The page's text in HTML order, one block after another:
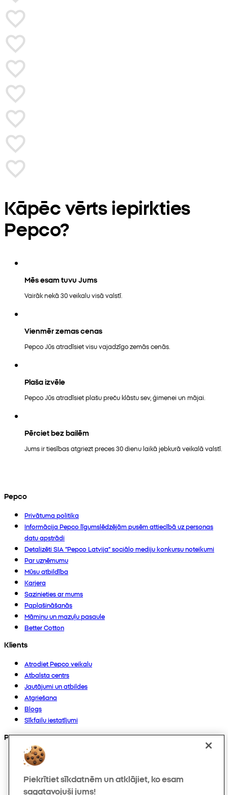
Kāpēc vērts iepirkties
Pepco?
Mēs esam tuvu Jums
Vairāk nekā 30 veikalu visā valstī.
Vienmēr zemas cenas
Pepco Jūs atradīsiet visu vajadzīgo zemās cenās.
Plaša izvēle
Pepco Jūs atradīsiet plašu preču klāstu sev, ģimenei un mājai.
Pērciet bez bailēm
Jums ir tiesības atgriezt preces 30 dienu laikā jebkurā veikalā valstī.
Pepco
Privātuma politika
Informācija Pepco līgumslēdzējām pusēm attiecībā uz personas
datu apstrādi
Detalizēti SIA “Pepco Latvija” sociālo mediju konkursu noteikumi
Par uzņēmumu
Mūsu atbildība
Karjera
Sazinieties ar mums
Paplašināšanās
Māmiņu un mazuļu pasaule
Better Cotton
Klients
Atrodiet Pepco veikalu
Atbalsta centrs
Jautājumi un atbildes
Atgriešana
Blogs
Sīkfailu iestatījumi
Preces
Kolekcijas
Zīdaiņiem
Bērniem
Mājoklim
Piekrītiet sīkdatnēm un atklājiet, ko esam
sagatavojuši jums!